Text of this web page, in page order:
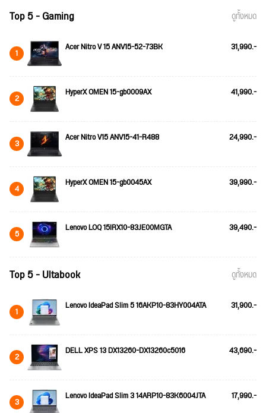
Top 5 - Gaming ดูทั้งหมด
1 Acer Nitro V 15 ANV15-52-73BK 31,990.-
2 HyperX OMEN 15-gb0009AX 41,990.-
3 Acer Nitro V15 ANV15-41-R488 24,990.-
4 HyperX OMEN 15-gb0045AX 39,990.-
5 Lenovo LOQ 15IRX10-83JE00MGTA 39,490.-
Top 5 - Ultabook ดูทั้งหมด
1 Lenovo IdeaPad Slim 5 16AKP10-83HY004ATA 31,900.-
2 DELL XPS 13 DX13260-DX13260c5016 43,690.-
3 Lenovo IdeaPad Slim 3 14ARP10-83K6004JTA 17,990.-